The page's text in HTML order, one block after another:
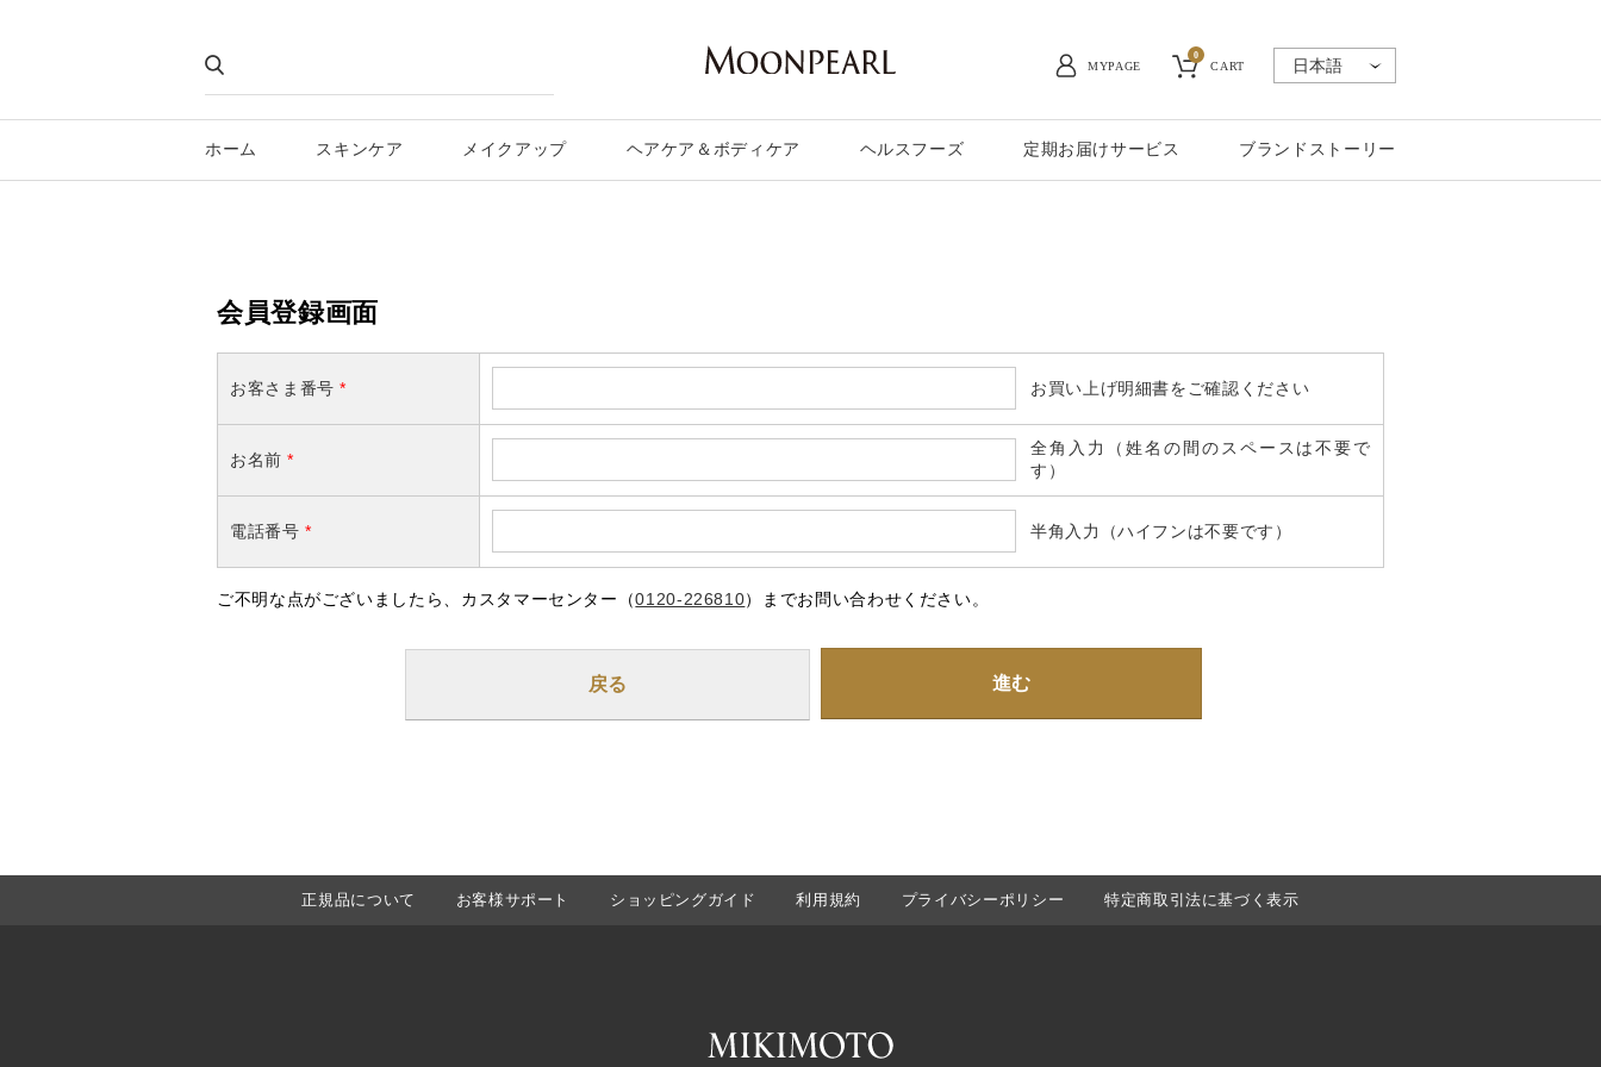
MYPAGE CART
0
ホーム スキンケア メイクアップ ヘアケア＆ボディケア ヘルスフーズ 定期お届けサービス ブランドストーリー
会員登録画面
お客さま番号 * お買い上げ明細書をご確認ください
お名前 *
全角入力（姓名の間のスペースは不要で
す）
電話番号 * 半角入力（ハイフンは不要です）
ご不明な点がございましたら、カスタマーセンター（0120-226810）までお問い合わせください。
進む
正規品について お客様サポート ショッピングガイド 利用規約 プライバシーポリシー 特定商取引法に基づく表示